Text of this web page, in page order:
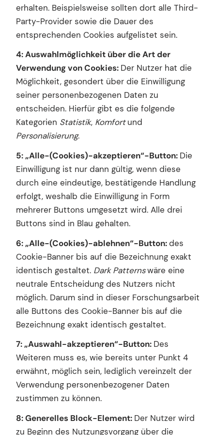
erhalten. Beispielsweise sollten dort alle Third-
Party-Provider sowie die Dauer des
entsprechenden Cookies aufgelistet sein.
4: Auswahlmöglichkeit über die Art der
Verwendung von Cookies: Der Nutzer hat die
Möglichkeit, gesondert über die Einwilligung
seiner personenbezogenen Daten zu
entscheiden. Hierfür gibt es die folgende
Kategorien Statistik, Komfortund
Personalisierung.
5: „Alle-(Cookies)-akzeptieren“-Button: Die
Einwilligung ist nur dann gültig, wenn diese
durch eine eindeutige, bestätigende Handlung
erfolgt, weshalb die Einwilligung in Form
mehrerer Buttons umgesetzt wird. Alle drei
Buttons sind in Blau gehalten.
6: „Alle-(Cookies)-ablehnen“-Button:des
Cookie-Banner bis auf die Bezeichnung exakt
identisch gestaltet. Dark Patternswäre eine
neutrale Entscheidung des Nutzers nicht
möglich. Darum sind in dieser Forschungsarbeit
alle Buttons des Cookie-Banner bis auf die
Bezeichnung exakt identisch gestaltet.
7: „Auswahl-akzeptieren“-Button: Des
Weiteren muss es, wie bereits unter Punkt 4
erwähnt, möglich sein, lediglich vereinzelt der
Verwendung personenbezogener Daten
zustimmen zu können.
8: Generelles Block-Element: Der Nutzer wird
zu Beginn des Nutzungsvorgang über die